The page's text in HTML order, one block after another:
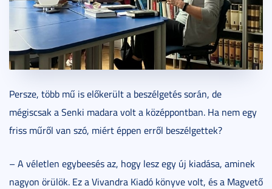
Persze, több mű is előkerült a beszélgetés során, de
mégiscsak a Senki madara volt a középpontban. Ha nem egy
friss műről van szó, miért éppen erről beszélgettek?
– A véletlen egybeesés az, hogy lesz egy új kiadása, aminek
nagyon örülök. Ez a Vivandra Kiadó könyve volt, és a Magvető